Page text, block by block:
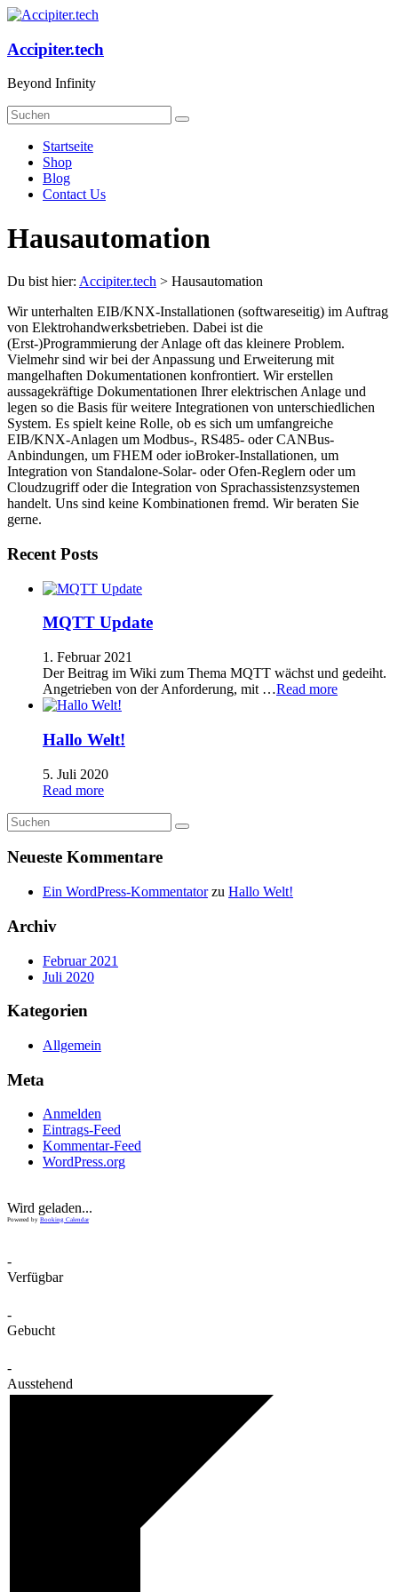
Zum
springen
Accipiter.tech
Beyond Infinity
Menü
Startseite
Shop
Blog
Contact Us
Hausautomation
Du bist hier: Accipiter.tech > Hausautomation
Wir unterhalten EIB/KNX-Installationen (softwareseitig) im Auftrag
von Elektrohandwerksbetrieben. Dabei ist die
(Erst-)Programmierung der Anlage oft das kleinere Problem.
Vielmehr sind wir bei der Anpassung und Erweiterung mit
mangelhaften Dokumentationen konfrontiert. Wir erstellen
aussagekräftige Dokumentationen Ihrer elektrischen Anlage und
legen so die Basis für weitere Integrationen von unterschiedlichen
System. Es spielt keine Rolle, ob es sich um umfangreiche
EIB/KNX-Anlagen um Modbus-, RS485- oder CANBus-
Anbindungen, um FHEM oder ioBroker-Installationen, um
Integration von Standalone-Solar- oder Ofen-Reglern oder um
Cloudzugriff oder die Integration von Sprachassistenzsystemen
handelt. Uns sind keine Kombinationen fremd. Wir beraten Sie
gerne.
Recent Posts
MQTT Update
1. Februar 2021
Der Beitrag im Wiki zum Thema MQTT wächst und gedeiht.
Angetrieben von der Anforderung, mit …Read more
Hallo Welt!
5. Juli 2020
Read more
Neueste Kommentare
Ein WordPress-Kommentatorzu Hallo Welt!
Archiv
Februar 2021
Juli 2020
Kategorien
Allgemein
Meta
Anmelden
Eintrags-Feed
Kommentar-Feed
WordPress.org
Wird geladen...
Powered by Booking Calendar
-
Verfügbar
-
Gebucht
-
Ausstehend